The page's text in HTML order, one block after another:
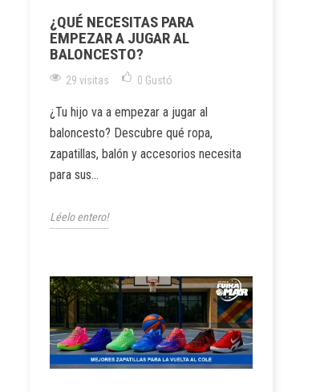
¿QUÉ NECESITAS PARA
EMPEZAR A JUGAR AL
BALONCESTO?
29 visitas 0 Gustó
¿Tu hijo va a empezar a jugar al
baloncesto? Descubre qué ropa,
zapatillas, balón y accesorios necesita
para sus...
Léelo entero!